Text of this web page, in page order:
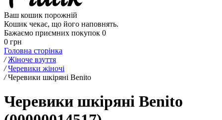
Ваш кошик порожній
Кошик чекає, що його наповнять.
Бажаємо приємних покупок 0
0 грн
Головна сторінка
/ Жіноче взуття
/ Черевики жіночі
/ Черевики шкіряні Benito
Черевики шкіряні Benito